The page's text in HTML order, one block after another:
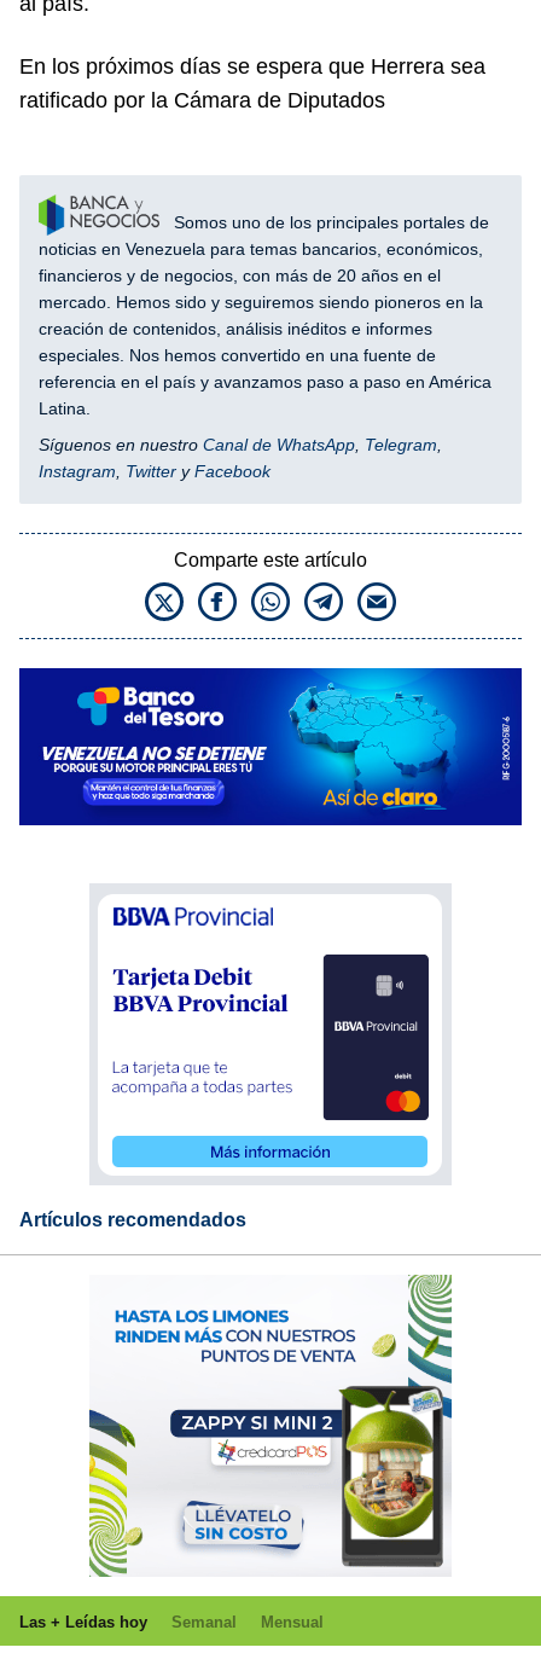
En los próximos días se espera que Herrera sea
ratificado por la Cámara de Diputados
Somos uno de los principales portales de
noticias en Venezuela para temas bancarios, económicos,
financieros y de negocios, con más de 20 años en el
mercado. Hemos sido y seguiremos siendo pioneros en la
creación de contenidos, análisis inéditos e informes
especiales. Nos hemos convertido en una fuente de
referencia en el país y avanzamos paso a paso en América
Latina.
Síguenos en nuestro Canal de WhatsApp Telegram
Instagram
Twitter yFacebook
Comparte este artículo
Artículos recomendados
Las + Leídas hoy Semanal Mensual